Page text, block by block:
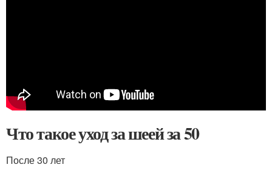
Что такое уход за шеей за 50
После 30 лет